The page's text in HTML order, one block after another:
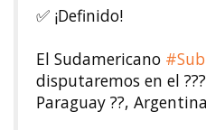
✅ ¡Definido!
El Sudamericano
disputaremos en el
Paraguay ??,